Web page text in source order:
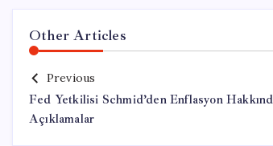
Other Articles
Previous
Fed Yetkilisi Schmid’den Enflasyon
Açıklamalar